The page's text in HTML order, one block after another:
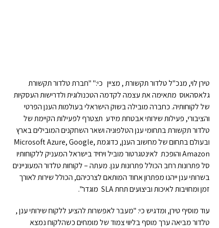
טירן לוי, מנכ"ל טלדור תקשורת , מציין כי:" "חברת טלדור תקשורת
גלאסהאוס מתאימה את עצמה לקדמה הטכנולוגית ולדרישות העסקיות
של לקוחותיה. כחברה מובילה בשוק הישראלי בעולמות הענן הפרטי
והציבורי, פעילות שירותי אבטחת מידע תצטרף לפעילות הקיימת של
טלדור תקשורת בתחומי ענן הטלפוניה ושאר השחקנים המובילים בארץ
ובעולם בתחום של מחשוב הענן, כדוגמת Microsoft Azure, Google,
Amazon והופכת לאינטגרטור מוביל ויחיד בישראל המעניק ללקוחותיו
סל פתרונות רחב הכולל פתרונות ענן. מעתה – לקוחות טלדור המעוניינים
בשרותי ענן ייהנו מפתרון אחוד המותאם לצרכיהם, הכולל שירות לאורך
זמן ומחויבות לאיכות וביצועים תחת SLA מוגדר".
עוד מוסיף טירן, ומדגיש כי: "מעבר לאפשרות להציע ללקוח שירותי ענן ,
טלדור מביאה ערך מוסף בליווי צמוד של מומחים כשהלקוח נמצא